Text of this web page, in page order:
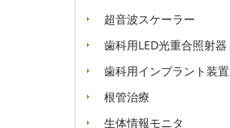
超音波スケーラー
歯科用LED光重合照射器
歯科用インプラント装置
根管治療
生体情報モニタ